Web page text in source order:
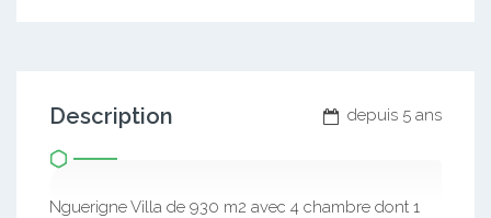
depuis 5 ans
Description
Nguerigne Villa de 930 m2 avec 4 chambre dont 1